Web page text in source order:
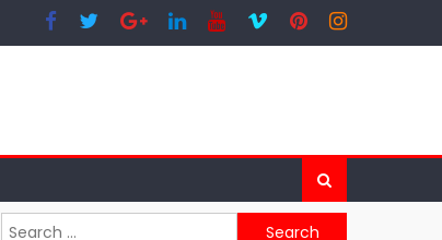
Search